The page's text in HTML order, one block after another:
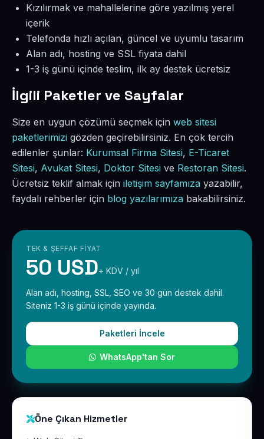
Kızılırmak ve mahallelerine göre yazılmış yerel
içerik
Telefonda hızlı açılan, güncel ve uyumlu tasarım
Alan adı, hosting ve SSL fiyata dahil
1-3 iş günü içinde teslim, ilk ay destek ücretsiz
İlgili Paketler ve Sayfalar
Size en uygun çözümü seçmek için web sitesi
paketlerimizi gözden geçirebilirsiniz. En çok tercih
edilenler şunlar: Kurumsal Firma Sitesi, E-Ticaret
Sitesi, Avukat Sitesi, Doktor Sitesi ve Restoran Sitesi.
Ücretsiz teklif almak için iletişim sayfamıza yazabilir,
faydalı rehberler için blog yazılarımıza bakabilirsiniz.
TEK & ŞEFFAF FIYAT
50 USD+ KDV / yıl
Alan adı, hosting, SSL, SEO ve 30 gün destek dahil.
Siteniz 1-3 iş günü içinde yayında.
Paketleri İncele
WhatsApp'tan Sor
Öne Çıkan Hizmetler